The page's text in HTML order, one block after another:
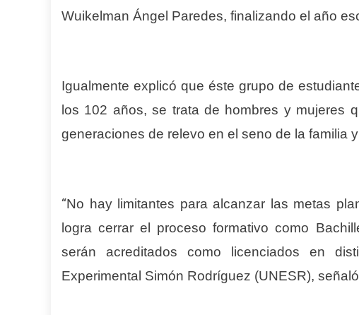
Wuikelman Ángel Paredes, finalizando el año
Igualmente explicó que éste grupo de
los 102 años, se trata de hombres y mujeres
generaciones de relevo en el seno de la familia
“No hay limitantes para alcanzar las metas
logra cerrar el proceso formativo como
serán acreditados como licenciados en
Experimental Simón Rodríguez (UNESR), s